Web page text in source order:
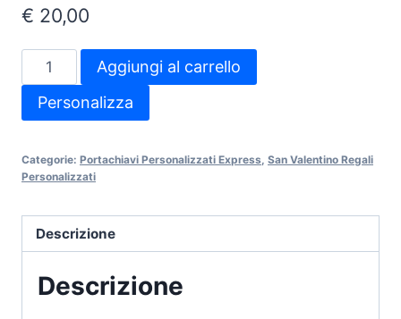
€ 20,00
portachiavi
personalizzato
cuore
lui
e
quantità
Aggiungi al carrello
Personalizza
Categorie: Portachiavi Personalizzati Express San Valentino Regali
Personalizzati
Descrizione
Descrizione